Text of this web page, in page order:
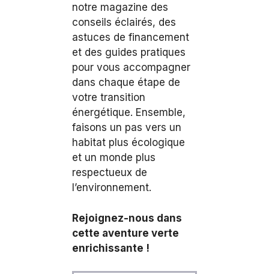
notre magazine des
conseils éclairés, des
astuces de financement
et des guides pratiques
pour vous accompagner
dans chaque étape de
votre transition
énergétique. Ensemble,
faisons un pas vers un
habitat plus écologique
et un monde plus
respectueux de
l’environnement.
Rejoignez-nous dans
cette aventure verte
enrichissante !